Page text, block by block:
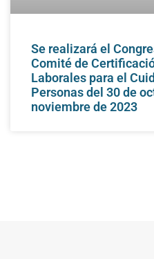
Se realizará el
Comité de
Laborales para el
Personas del 30 de
noviembre de 2023